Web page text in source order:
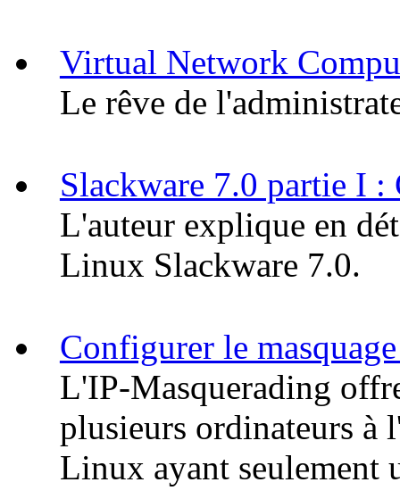
Virtual Network
Le rêve de
Slackware 7.0 partie I
L'auteur explique en
Linux Slackware 7.0.
Configurer le
L'IP-Masquerading
plusieurs ordinateurs à
Linux ayant seulement